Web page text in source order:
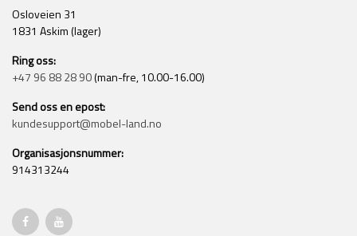
Osloveien 31
1831 Askim (lager)
Ring oss:
+47 96 88 28 90(man-fre, 10.00-16.00)
Send oss en epost:
kundesupport@mobel-land.no
Organisasjonsnummer:
914313244